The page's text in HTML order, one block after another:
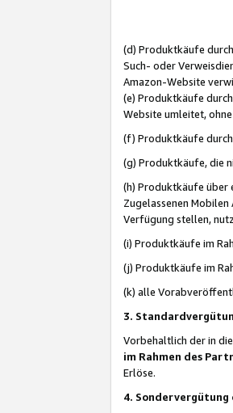
(d) Produktkäufe
Such- oder
Amazon-Website
(e) Produktkäufe
Website umleitet,
(f) Produktkäufe
(g) Produktkäufe, die
(h) Produktkäufe über
Zugelassenen
Verfügung stellen,
(i) Produktkäufe im
(j) Produktkäufe im
(k) alle
3.
Vorbehaltlich der in
im Rahmen des
Erlöse.
4.